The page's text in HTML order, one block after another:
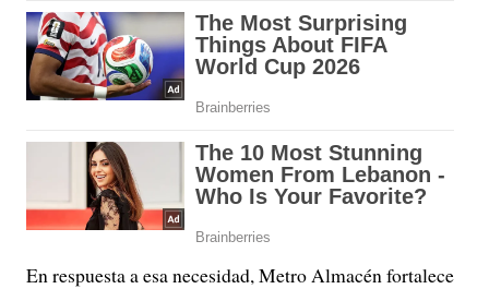
En respuesta a esa necesidad, Metro Almacén fortalece